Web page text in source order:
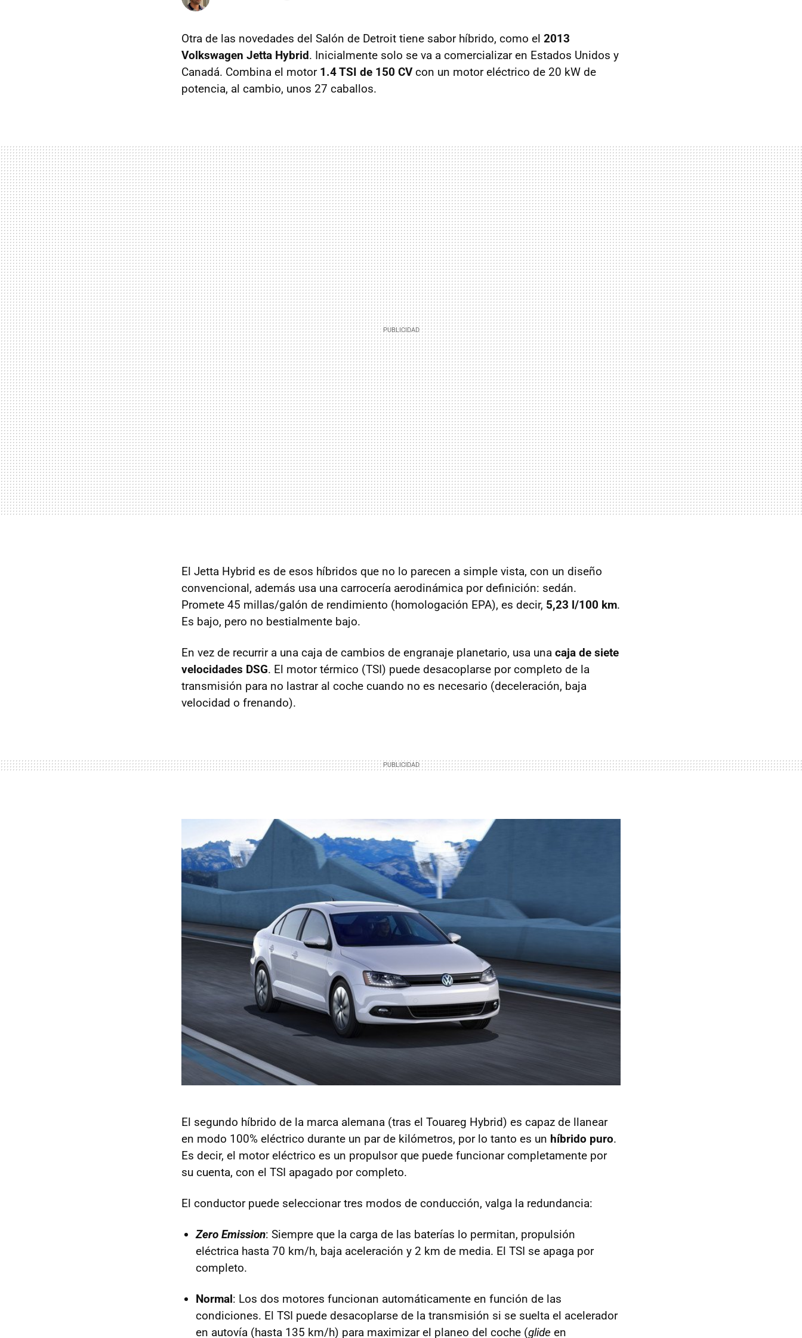
Otra de las novedades del Salón de Detroit tiene sabor híbrido, como el 2013
Volkswagen Jetta Hybrid. Inicialmente solo se va a comercializar en Estados Unidos y
Canadá. Combina el motor 1.4TSI de 150 CVcon un motor eléctrico de 20 kW de
potencia, al cambio, unos 27 caballos.
El Jetta Hybrid es de esos híbridos que no lo parecen a simple vista, con un diseño
convencional, además usa una carrocería aerodinámica por definición: sedán.
Promete 45 millas/galón de rendimiento (homologación EPA), es decir, 5,23 l/100 km.
Es bajo, pero no bestialmente bajo.
En vez de recurrir a una caja de cambios de engranaje planetario, usa una caja de siete
velocidades DSG. El motor térmico (TSI) puede desacoplarse por completo de la
transmisión para no lastrar al coche cuando no es necesario (deceleración, baja
velocidad o frenando).
El segundo híbrido de la marca alemana (tras el Touareg Hybrid) es capaz de llanear
en modo 100% eléctrico durante un par de kilómetros, por lo tanto es un híbrido puro.
Es decir, el motor eléctrico es un propulsor que puede funcionar completamente por
su cuenta, con el TSI apagado por completo.
El conductor puede seleccionar tres modos de conducción, valga la redundancia:
Zero Emission: Siempre que la carga de las baterías lo permitan, propulsión
eléctrica hasta 70 km/h, baja aceleración y 2 km de media. El TSI se apaga por
completo.
Normal: Los dos motores funcionan automáticamente en función de las
condiciones. El TSI puede desacoplarse de la transmisión si se suelta el acelerador
en autovía (hasta 135 km/h) para maximizar el planeo del coche (glide en